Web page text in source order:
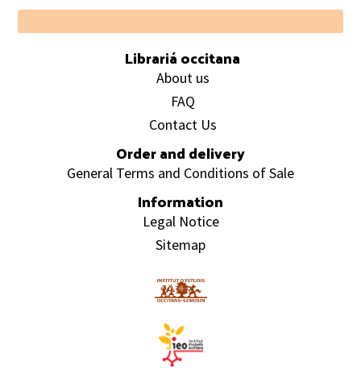
Footer
Librariá occitana
About us
FAQ
Contact Us
Order and delivery
General Terms and Conditions of Sale
Information
Legal Notice
Sitemap